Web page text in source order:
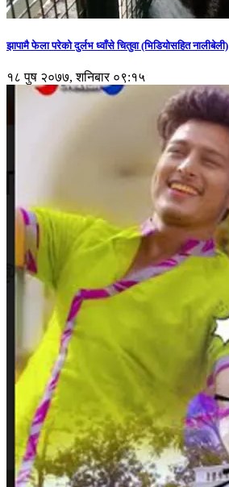
झापामै फेला परेको दुर्लभ ध्वाँसे चितुवा (भिडियोसहित नालीबेली)
१८ पुष २०७७, शनिबार ०९:१५